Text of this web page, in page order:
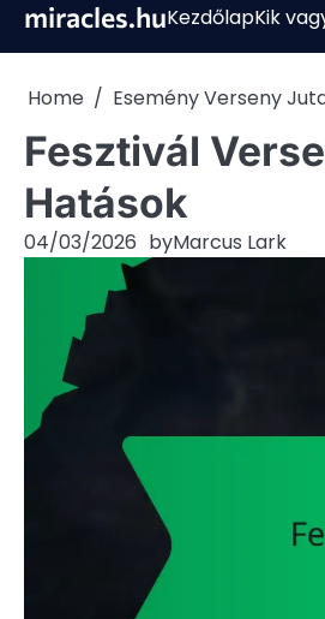
Skipmiracles.huKezdőlapKik
Home Esemény Verseny
Fesztivál
Hatások
04/03/2026 byMarcus Lark